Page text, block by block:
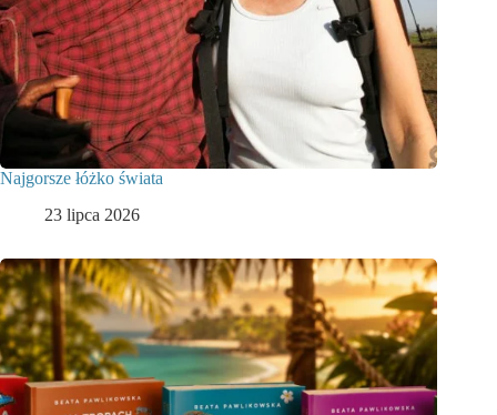
Najgorsze łóżko świata
23 lipca 2026